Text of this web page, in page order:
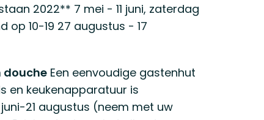
2022** 7 mei - 11 juni, zaterdag
op 10-19 27 augustus - 17
douche Een eenvoudige gastenhut
en keukenapparatuur is
21 augustus (neem met uw